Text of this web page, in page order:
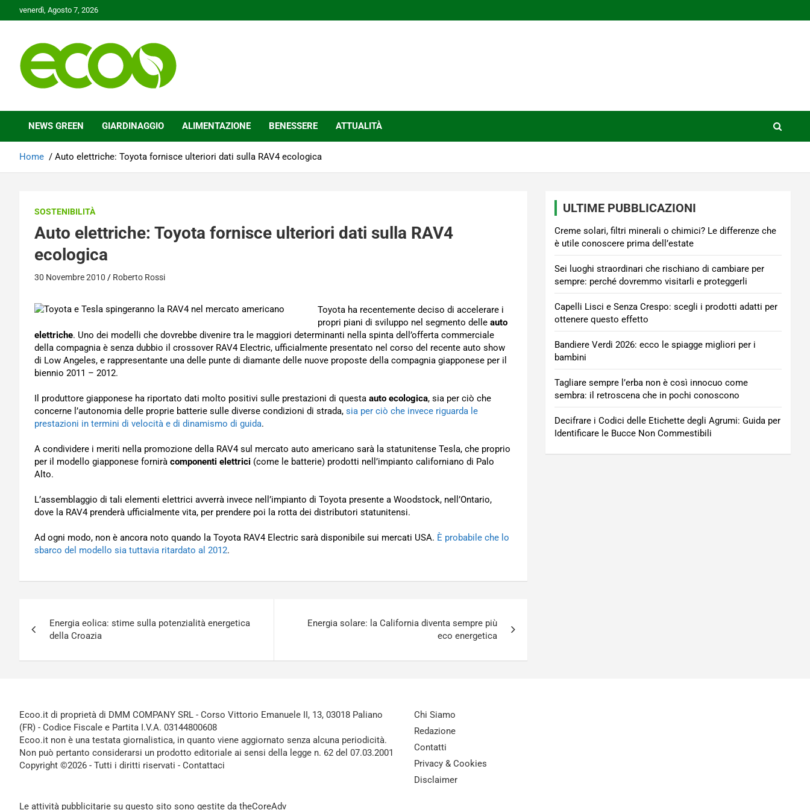
to
venerdì, Agosto 7, 2026
Ecoo.it
NEWS GREEN GIARDINAGGIO ALIMENTAZIONE BENESSERE ATTUALITÀ
Home Auto elettriche: Toyota fornisce ulteriori dati sulla RAV4 ecologica
SOSTENIBILITÀ
Auto elettriche: Toyota fornisce ulteriori dati sulla RAV4
ecologica
30 Novembre 2010 Roberto Rossi
Toyota ha recentemente deciso di accelerare i
propri piani di sviluppo nel segmento delle auto
elettriche. Uno dei modelli che dovrebbe divenire tra le maggiori determinanti nella spinta dell’offerta commerciale
della compagnia è senza dubbio il crossover RAV4 Electric, ufficialmente presentato nel corso del recente auto show
di Low Angeles, e rappresentante una delle punte di diamante delle nuove proposte della compagnia giapponese per il
biennio 2011 – 2012.
Il produttore giapponese ha riportato dati molto positivi sulle prestazioni di questa auto ecologica, sia per ciò che
concerne l’autonomia delle proprie batterie sulle diverse condizioni di strada, sia per ciò che invece riguarda le
prestazioni in termini di velocità e di dinamismo di guida.
A condividere i meriti nella promozione della RAV4 sul mercato auto americano sarà la statunitense Tesla, che proprio
per il modello giapponese fornirà componenti elettrici (come le batterie) prodotti nell’impianto californiano di Palo
Alto.
L’assemblaggio di tali elementi elettrici avverrà invece nell’impianto di Toyota presente a Woodstock, nell’Ontario,
dove la RAV4 prenderà ufficialmente vita, per prendere poi la rotta dei distributori statunitensi.
Ad ogni modo, non è ancora noto quando la Toyota RAV4 Electric sarà disponibile sui mercati USA. È probabile che lo
sbarco del modello sia tuttavia ritardato al 2012.
articoli
Energia eolica: stime sulla potenzialità energetica
della Croazia
Energia solare: la California diventa sempre più
eco energetica
ULTIME PUBBLICAZIONI
Creme solari, filtri minerali o chimici? Le differenze che
è utile conoscere prima dell’estate
Sei luoghi straordinari che rischiano di cambiare per
sempre: perché dovremmo visitarli e proteggerli
Capelli Lisci e Senza Crespo: scegli i prodotti adatti per
ottenere questo effetto
Bandiere Verdi 2026: ecco le spiagge migliori per i
bambini
Tagliare sempre l’erba non è così innocuo come
sembra: il retroscena che in pochi conoscono
Decifrare i Codici delle Etichette degli Agrumi: Guida per
Identificare le Bucce Non Commestibili
Ecoo.it di proprietà di DMM COMPANY SRL - Corso Vittorio Emanuele II, 13, 03018 Paliano
(FR) - Codice Fiscale e Partita I.V.A. 03144800608
Ecoo.it non è una testata giornalistica, in quanto viene aggiornato senza alcuna periodicità.
Non può pertanto considerarsi un prodotto editoriale ai sensi della legge n. 62 del 07.03.2001
Copyright ©2026 - Tutti i diritti riservati - Contattaci
Le attività pubblicitarie su questo sito sono gestite da theCoreAdv
Chi Siamo
Redazione
Contatti
Privacy & Cookies
Disclaimer